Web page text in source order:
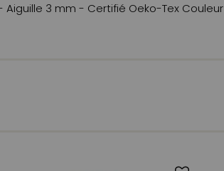
3 mm - Certifié Oeko-Tex Couleur